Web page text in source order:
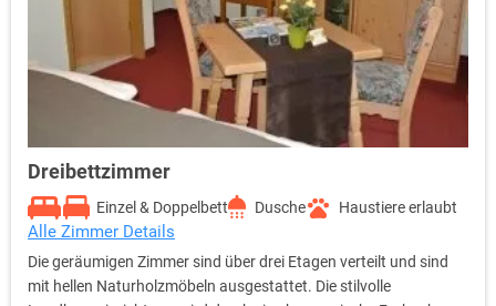
Dreibettzimmer
Einzel & Doppelbett Dusche Haustiere erlaubt
Alle Zimmer Details
Die geräumigen Zimmer sind über drei Etagen verteilt und sind
mit hellen Naturholzmöbeln ausgestattet. Die stilvolle